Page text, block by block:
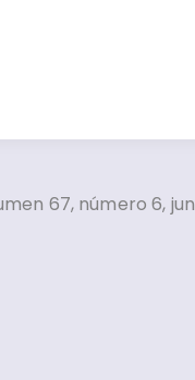
67, número 6,